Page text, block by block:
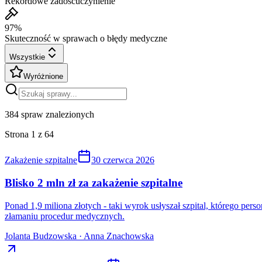
97%
Skuteczność w sprawach o błędy medyczne
Wszystkie
Wyróżnione
384 spraw znalezionych
Strona 1 z 64
Zakażenie szpitalne 30 czerwca 2026
Blisko 2 mln zł za zakażenie szpitalne
Ponad 1,9 miliona złotych - taki wyrok usłyszał szpital, którego
złamaniu procedur medycznych.
Jolanta Budzowska · Anna Znachowska